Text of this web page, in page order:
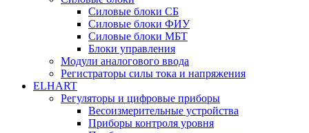
Силовые блоки СБ
Силовые блоки ФИУ
Силовые блоки МБТ
Блоки управления
Модули аналогового ввода
Регистраторы силы тока и напряжения
ELHART
Регуляторы и цифровые приборы
Весоизмерительные устройства
Приборы контроля уровня